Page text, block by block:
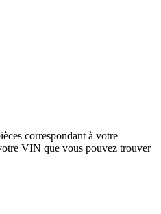
correspondant à votre
VIN que vous pouvez trouver